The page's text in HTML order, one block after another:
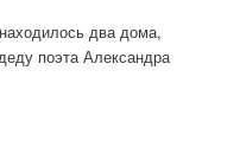
два дома,
поэта Александра